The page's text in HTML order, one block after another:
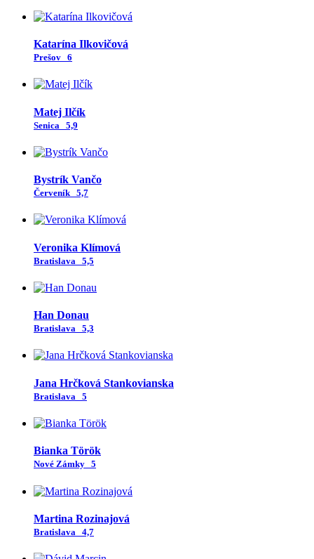
Katarína Ilkovičová
Prešov 6
Matej Ilčík
Senica 5,9
Bystrík Vančo
Červeník 5,7
Veronika Klímová
Bratislava 5,5
Han Donau
Bratislava 5,3
Jana Hrčková Stankovianska
Bratislava 5
Bianka Török
Nové Zámky 5
Martina Rozinajová
Bratislava 4,7